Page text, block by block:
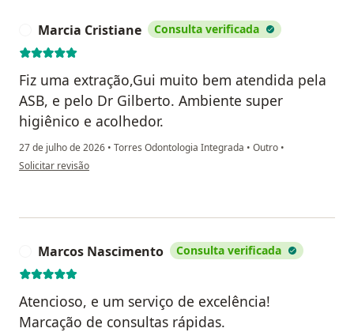
Marcia Cristiane Consulta verificada
Fiz uma extração,Gui muito bem atendida pela
ASB, e pelo Dr Gilberto. Ambiente super
higiênico e acolhedor.
27 de julho de 2026 • Torres Odontologia Integrada • Outro •
na opinião do utilizador Marcia Cristiane
Solicitar revisão
Marcos Nascimento Consulta verificada
Atencioso, e um serviço de excelência!
Marcação de consultas rápidas.